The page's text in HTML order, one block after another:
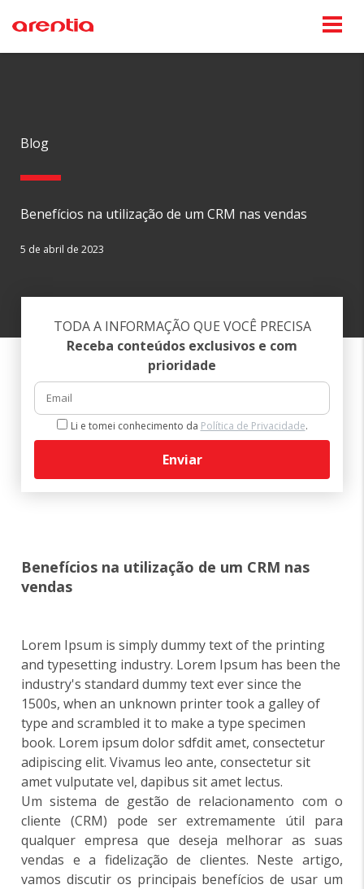
Blog
Benefícios na utilização de um CRM nas vendas
5 de abril de 2023
TODA A INFORMAÇÃO QUE VOCÊ PRECISA
Receba conteúdos exclusivos e com
prioridade
Li e tomei conhecimento da Política de Privacidade.
Enviar
Benefícios na utilização de um CRM nas
vendas
Lorem Ipsum is simply dummy text of the printing
and typesetting industry. Lorem Ipsum has been the
industry's standard dummy text ever since the
1500s, when an unknown printer took a galley of
type and scrambled it to make a type specimen
book. Lorem ipsum dolor sdfdit amet, consectetur
adipiscing elit. Vivamus leo ante, consectetur sit
amet vulputate vel, dapibus sit amet lectus.
Um sistema de gestão de relacionamento com o
cliente (CRM) pode ser extremamente útil para
qualquer empresa que deseja melhorar as suas
vendas e a fidelização de clientes. Neste artigo,
vamos discutir os principais benefícios de usar um